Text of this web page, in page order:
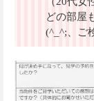
どの部屋
(^_^;、ご